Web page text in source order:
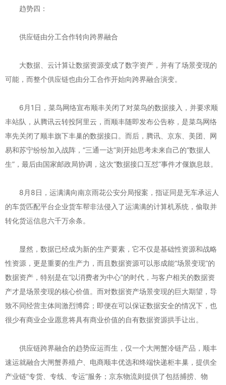
趋势四：
供应链由分工合作转向跨界融合
大数据、云计算让数据资源变成了数字资产，并有了场景变现的
可能，而整个供应链也由分工合作开始向跨界融合演变。
6月1日，菜鸟网络宣布顺丰关闭了对菜鸟的数据接入，并要求顺
丰站队，从腾讯云转投阿里云，而顺丰随即发布公告称，是菜鸟网络
率先关闭了顺丰旗下丰巢的数据接口。而后，腾讯、京东、美团、网
易和苏宁纷纷加入战阵，“三通一达”则开始思考未来自己的“数据人
生”，最后由国家邮政局协调，这次“数据接口互怼”事件才偃旗息鼓。
8月8日，运满满向南京雨花公安分局报案，指证同是无车承运人
的车货匹配平台企业货车帮非法侵入了运满满的计算机系统，偷取并
转化货运信息六千万余条。
显然，数据已经成为新的生产要素，它不仅是基础性资源和战略
性资源，更是重要的生产力，而且数据资源可以形成能“场景变现”的
数据资产，特别是在“以消费者为中心”的时代，与客户相关的数据资
产才是场景变现的核心价值。而对数据资产场景变现的巨大期望，导
致不同经营主体间激烈博弈；即便在可以保证数据安全的情况下，也
很少有商业企业愿意将具有商业价值的自有数据资源拱手让出。
供应链跨界融合的趋势应运而生，仅一个大闸蟹冷链产品，顺丰
速运就融合大闸蟹养殖户、电商顺丰优选和终端快递柜丰巢，提供全
产业链“专货、专线、专运”服务；京东物流则提供了包括捕捞、物